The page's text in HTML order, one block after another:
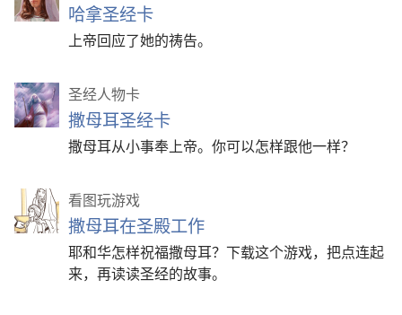
哈拿圣经卡
上帝回应了她的祷告。
圣经人物卡
撒母耳圣经卡
撒母耳从小事奉上帝。你可以怎样跟他一样？
看图玩游戏
撒母耳在圣殿工作
耶和华怎样祝福撒母耳？下载这个游戏，把点连起
来，再读读圣经的故事。